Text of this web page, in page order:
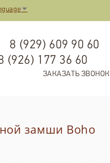
▼
8 (929) 609 90 60
(926) 177 36 60
ЗАКАЗАТЬ ЗВОНОК
замши Boho